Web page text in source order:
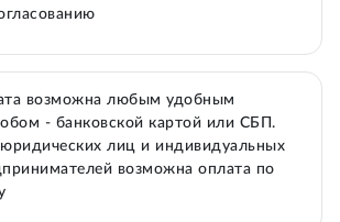
возможна любым удобным
- банковской картой или СБП.
лиц и индивидуальных
возможна оплата по